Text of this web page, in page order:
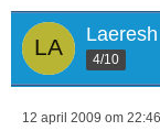
Laeresh
4/10
12 april 2009 om 22:46